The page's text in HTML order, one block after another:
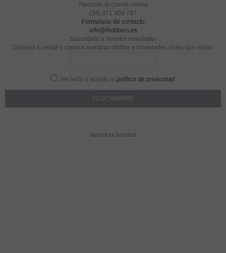
Atención al cliente online
(34) 971 909 797
Formulario de contacto
info@ihobbies.es
Suscríbete a nuestro newsletter
Déjanos tu email y conoce nuestras ofertas y novedades antes que nadie.
He leído y acepto la política de privacidad
Nuestras tiendas